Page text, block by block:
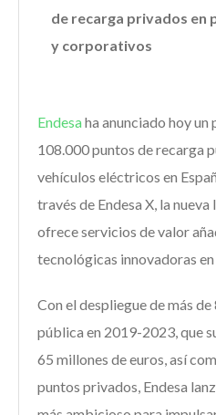
de recarga privados en
y corporativos
Endesaha anunciado hoy un
108.000 puntos de recarga
vehículos eléctricos en
través de Endesa X, la
ofrece servicios de valor
tecnológicas innovadoras en
Con el despliegue de más
pública en 2019-2023, que
65 millones de euros, así
puntos privados, Endesa